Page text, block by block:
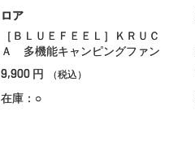
ロア
［ＢＬＵＥＦＥＥＬ］ＫＲＵＣ
Ａ 多機能キャンピングファン
9,900 円 （税込）
在庫：○